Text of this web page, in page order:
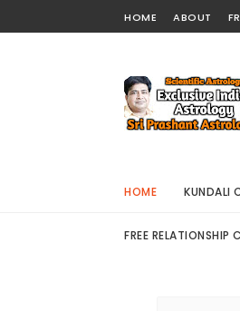
HOME ABOUT
HOME KUNDALI
FREE RELATIONSHIP